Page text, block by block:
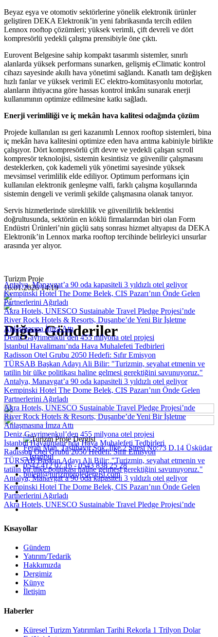
Beyaz eşya ve otomotiv sektörlerine yönelik elektronik ürünler
geliştiren DEKA Elektronik’in yeni fabrikasında tercih edilen
Lennox rooftop çözümleri; yüksek verimli, çift devreli ve dört
kompresörlü yedekli çalışma prensibiyle öne çıktı.
Eurovent Belgesine sahip kompakt tasarımlı sistemler, sınırlı
alanlarda yüksek performans sunarken, gelişmiş eClimatic kontrol
cihazı sayesinde akıllı hava yönetimi sağlandı. Kanatlı tam değişken
hızlı fanlar ve yüksek verimli EC elektro-komütasyonlu motorlar,
alanların ihtiyacına göre hassas kontrol imkânı sunarak enerji
kullanımının optimize edilmesine katkı sağladı.
Enerji verimliliği ve iç mekân hava kalitesi odağında çözüm
Projede kullanılan ısı geri kazanımlı Lennox rooftop sistemleri, bina
iç mekân hava kalitesini optimize eden hava arıtma kabiniyle birlikte
çalışıyor. Dört kompresörlü çift devre ve yedekli çalışan scroll
kompresör teknolojisi, sistemin kesintisiz ve güvenilir çalışmasını
desteklerken, çok kademeli yük yönetimi sayesinde yüksek
mevsimsel verimlilik elde ediliyor. Optimum performans için
kullanılan elektronik genleşme valfi, farklı çalışma koşullarında
sistemin dengeli ve verimli şekilde çalışmasına olanak tanıyor.
Servis hizmetlerinde süreklilik ve güvenilirlik beklentisi
doğrultusunda, sektörün en köklü firmalarından biri olan Form
Endüstri Ürünleri’nin güçlü satış sonrası hizmet altyapısı da DEKA
Elektronik’in Lennox marka rooftop tercihinde belirleyici unsurlar
arasında yer alıyor.
Turizm Proje
16.01.2026 14:19
Diğer Gönderiler
Antalya, Manavgat’a 90 oda kapasiteli 3 yıldızlı otel geliyor
Kempinski Hotel The Dome Belek, CIS Pazarı’nın Önde Gelen
Partnerlerini Ağırladı
Akra Hotels, UNESCO Sustainable Travel Pledge Projesi’nde
River Rock Hotels & Resorts, Duşanbe’de Yeni Bir İşletme
Anlaşmasına İmza Attı
Deniz Gayrimenkul’den 455 milyona otel projesi
İstanbul Havalimanı’nda Hava Muhalefeti Tedbirleri
Radisson Otel Grubu 2050 Hedefi: Sıfır Emisyon
TÜRSAB Başkan Adayı Ali Bilir: "Turizmin, seyahat etmenin ve
tatilin bir ülke politikası haline gelmesi gerektiğini savunuyoruz."
Antalya, Manavgat’a 90 oda kapasiteli 3 yıldızlı otel geliyor
Kempinski Hotel The Dome Belek, CIS Pazarı’nın Önde Gelen
Partnerlerini Ağırladı
Akra Hotels, UNESCO Sustainable Travel Pledge Projesi’nde
River Rock Hotels & Resorts, Duşanbe’de Yeni Bir İşletme
Anlaşmasına İmza Attı
Deniz Gayrimenkul’den 455 milyona otel projesi
İstanbul Havalimanı’nda Hava Muhalefeti Tedbirleri
Radisson Otel Grubu 2050 Hedefi: Sıfır Emisyon
TÜRSAB Başkan Adayı Ali Bilir: "Turizmin, seyahat etmenin ve
tatilin bir ülke politikası haline gelmesi gerektiğini savunuyoruz."
Antalya, Manavgat’a 90 oda kapasiteli 3 yıldızlı otel geliyor
Kempinski Hotel The Dome Belek, CIS Pazarı’nın Önde Gelen
Partnerlerini Ağırladı
Akra Hotels, UNESCO Sustainable Travel Pledge Projesi’nde
Ferah Mah. Taşlıbayır Sok. İlke 2 Sitesi No:73 D.14 Üsküdar
– İstanbul
0542 412 07 16 - 0543 838 25 28
bulent@turizmprojedergisi.com
Kısayollar
Gündem
Yatırım/Tedarik
Hakkımızda
Dergimiz
Künye
İletişim
Haberler
Küresel Turizm Yatırımları Tarihi Rekorla 1 Trilyon Dolar